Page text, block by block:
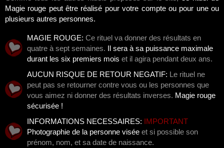
Magie rouge peut être réalisé pour votre compte ou pour une ou
plusieurs autres personnes.
MAGIE ROUGE: Ce rituel va donner des résultats en
quatre à sept semaines. Il sera à sa puissance maximale
durant les six premiers mois et il agira pendant deux ans.
AUCUN RISQUE DE RETOUR NEGATIF: Le rituel ne
peut pas se retourner contre vous ou les personnes que
vous aimez ni donner des résultats inverses. Magie rouge
sécurisée !
INFORMATIONS NECESSAIRES: IMPORTANT
Photographie de la personne visée et si possible son
prénom, nom, et sa date de naissance.